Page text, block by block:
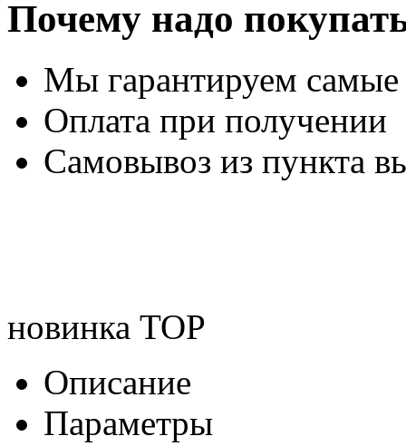
Почему надо
Мы гарантируем
Оплата при получении
Самовывоз из пункта
новинка TOP
Описание
Параметры